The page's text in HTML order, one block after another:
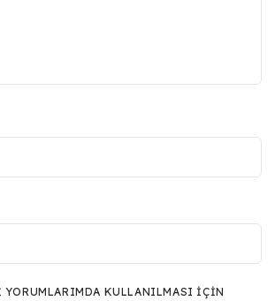
YORUMLARIMDA KULLANILMASI IÇIN